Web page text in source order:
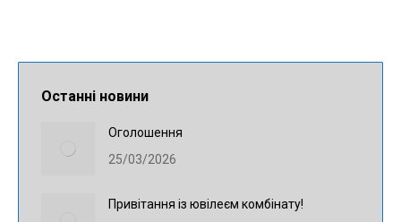
Останні новини
Оголошення
25/03/2026
Привітання із ювілеєм комбінату!